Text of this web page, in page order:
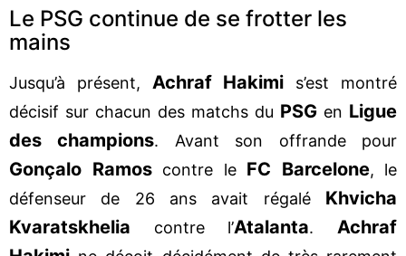
Le PSG continue de se frotter les
mains
Jusqu’à présent, Achraf Hakimi s’est montré
décisif sur chacun des matchs du PSG en Ligue
des champions. Avant son offrande pour
Gonçalo Ramoscontre le FC Barcelone, le
défenseur de 26 ans avait régalé Khvicha
Kvaratskhelia contre l’Atalanta. Achraf